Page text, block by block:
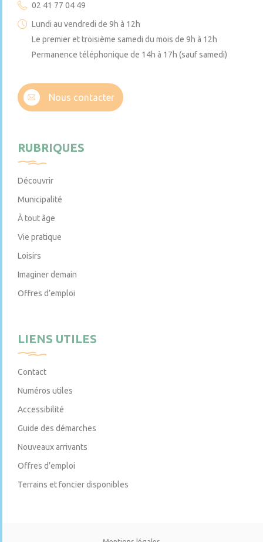
02 41 77 04 49
Lundi au vendredi de 9h à 12h
Le premier et troisième samedi du mois de 9h à 12h
Permanence téléphonique de 14h à 17h (sauf samedi)
Nous contacter
RUBRIQUES
Découvrir
Municipalité
À tout âge
Vie pratique
Loisirs
Imaginer demain
Offres d’emploi
LIENS UTILES
Contact
Numéros utiles
Accessibilité
Guide des démarches
Nouveaux arrivants
Offres d’emploi
Terrains et foncier disponibles